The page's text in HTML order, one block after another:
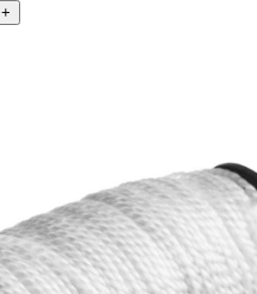
+